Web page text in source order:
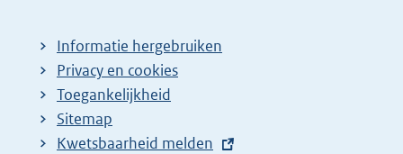
Informatie hergebruiken
Privacy en cookies
Toegankelijkheid
Sitemap
E
Kwetsbaarheid melden